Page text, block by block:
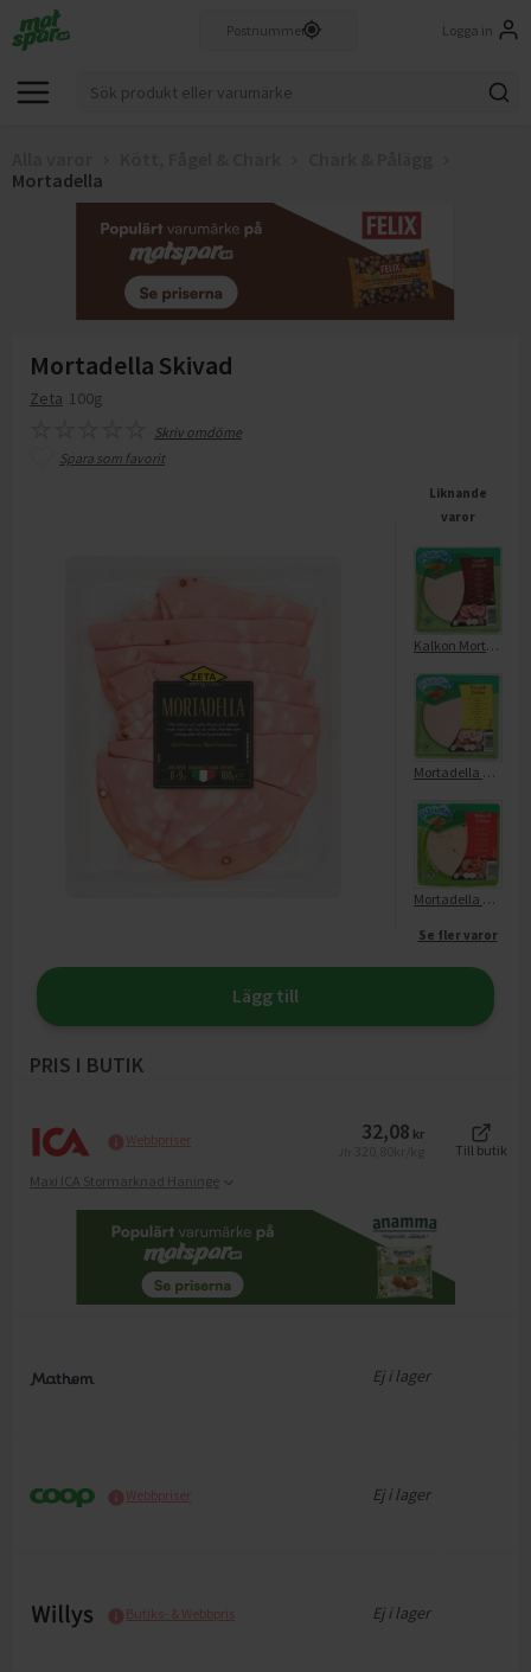
Logga in
Mortadella
Mortadella Skivad
Zeta 100g
Skriv omdöme
Spara som favorit
Liknande
varor
Kalkon Mortadella Sade Dilim Skivad
Mortadella Kyckling Skivad
Mortadella Kyckling Paprika Skivad
Se fler varor
Lägg till
PRIS I BUTIK
Webbpriser 32,08 kr
Till butik
Maxi ICA Stormarknad Haninge
Ej i lager
Webbpriser Ej i lager
Butiks- & Webbpris Ej i lager